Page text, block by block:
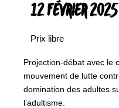
12 FÉVRIER
Prix libre
Projection-débat avec le
mouvement de lutte
domination des adultes
l’adultisme.